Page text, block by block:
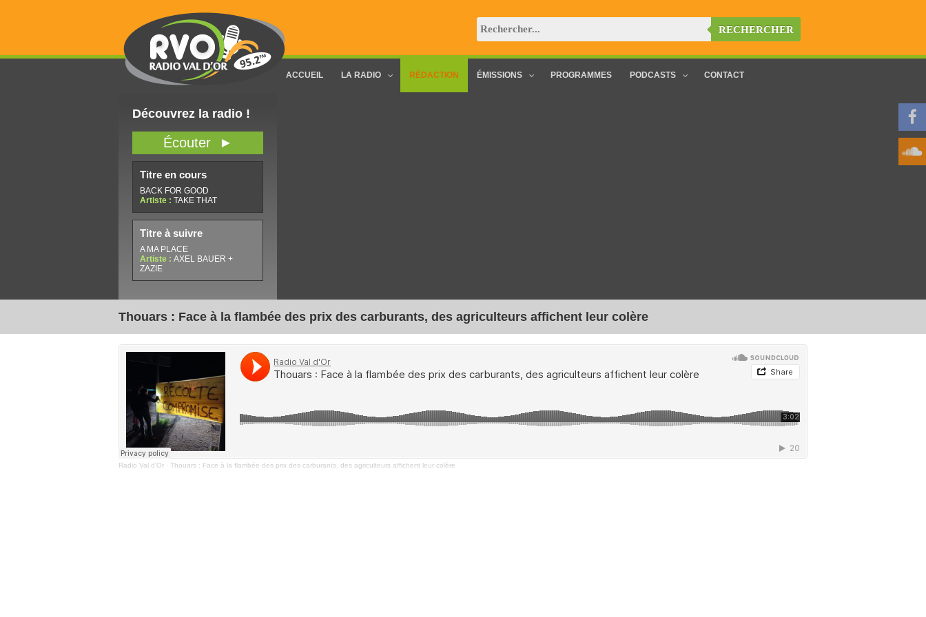
RECHERCHER
ACCUEIL LA RADIO RÉDACTION ÉMISSIONS PROGRAMMES PODCASTS CONTACT
Découvrez la radio !
Écouter ►
Titre en cours
BACK FOR GOOD
Artiste : TAKE THAT
Titre à suivre
A MA PLACE
Artiste : AXEL BAUER +
ZAZIE
Thouars : Face à la flambée des prix des carburants, des agriculteurs affichent leur colère
Radio Val d'Or · Thouars : Face à la flambée des prix des carburants, des agriculteurs affichent leur colère